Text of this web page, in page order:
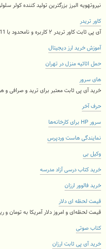
نیروتهویه البرز بزرگترین تولید کننده کولر
کاور تریدر
آی پی ثابت کاور تریدر ۲ کاربره و نامحدود با 11 لوکیشن
آموزش خرید ارز دیجیتال
حمل اثاثیه منزل در تهران
های سرور
خرید آی پی ثابت معتبر برای ترید و صرافی
حرف آخر
سرور HP برای کارخانه‌ها
نمایندگی هاست وردپرس
وکیل بی
خرید کتاب درسی آزاد مدرسه
خرید فالوور ارزان
قیمت لحظه ای دلار
قیمت لحظه‌ای و امروز دلار آمریکا به تومان و
کتاب صوتی
خرید آی پی ثابت ارزان